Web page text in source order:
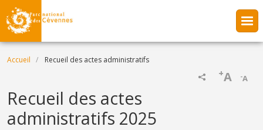
Aller au contenu principal
Fil d'Ariane
Accueil Recueil des actes administratifs
-A
+A
Recueil des actes
administratifs 2025